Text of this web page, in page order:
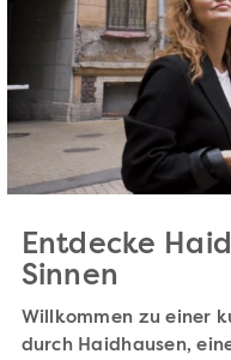
Entdecke
Sinnen
Willkommen zu einer
durch Haidhausen,